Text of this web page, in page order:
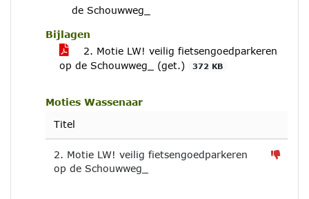
de Schouwweg_
Bijlagen
2. Motie LW! veilig fietsengoedparkeren
op de Schouwweg_ (get.)
372 KB
Moties Wassenaar
Titel
2. Motie LW! veilig fietsengoedparkeren
op de Schouwweg_